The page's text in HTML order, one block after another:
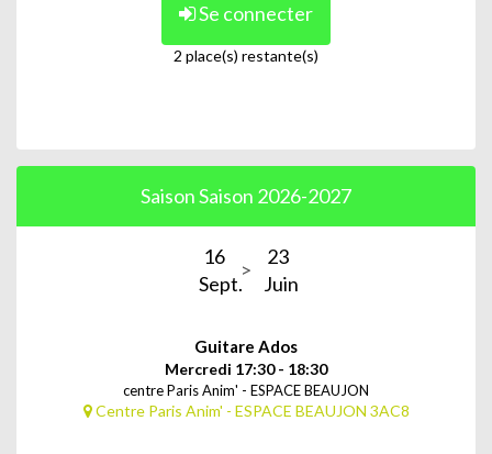
Se connecter
2 place(s) restante(s)
Saison Saison 2026-2027
16
Sept.
23
Juin
Guitare Ados
Mercredi 17:30 - 18:30
centre Paris Anim' - ESPACE BEAUJON
Centre Paris Anim' - ESPACE BEAUJON 3AC8